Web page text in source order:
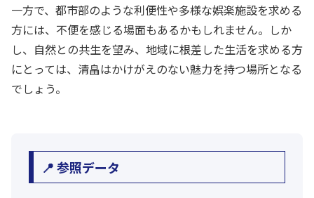
一方で、都市部のような利便性や多様な娯楽施設を求める
方には、不便を感じる場面もあるかもしれません。しか
し、自然との共生を望み、地域に根差した生活を求める方
にとっては、清畠はかけがえのない魅力を持つ場所となる
でしょう。
📍 参照データ